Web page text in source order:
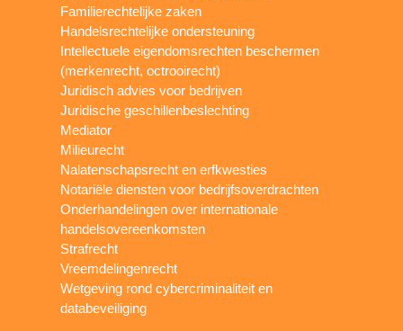
Familierechtelijke zaken
Handelsrechtelijke ondersteuning
Intellectuele eigendomsrechten beschermen
(merkenrecht, octrooirecht)
Juridisch advies voor bedrijven
Juridische geschillenbeslechting
Mediator
Milieurecht
Nalatenschapsrecht en erfkwesties
Notariële diensten voor bedrijfsoverdrachten
Onderhandelingen over internationale
handelsovereenkomsten
Strafrecht
Vreemdelingenrecht
Wetgeving rond cybercriminaliteit en
databeveiliging